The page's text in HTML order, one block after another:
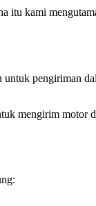
itu kami
pengiriman
mengirim motor